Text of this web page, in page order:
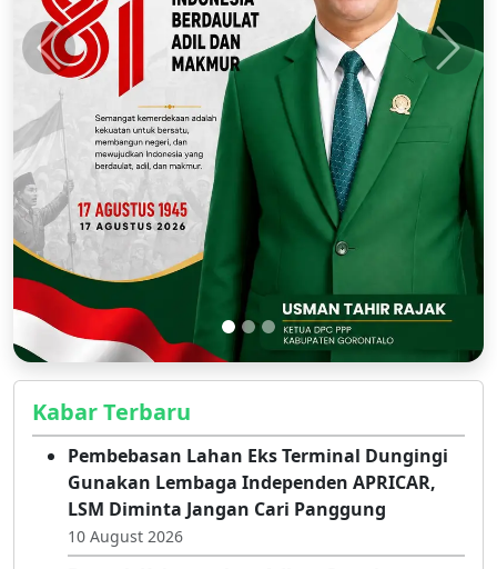
Kabar Terbaru
Pembebasan Lahan Eks Terminal Dungingi
Gunakan Lembaga Independen APRICAR,